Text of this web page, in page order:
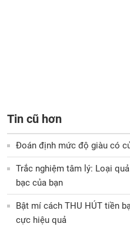
Tin cũ hơn
Đoán định mức độ giàu có
Trắc nghiệm tâm lý: Loại
bạc của bạn
Bật mí cách THU HÚT tiền
cực hiệu quả